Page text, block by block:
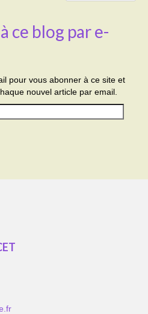
ce blog par e-
pour vous abonner à ce site et
nouvel article par email.